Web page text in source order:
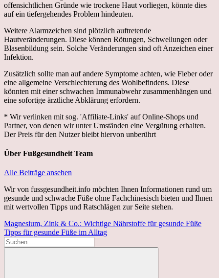
offensichtlichen Gründe wie trockene Haut vorliegen, könnte dies
auf ein tiefergehendes Problem hindeuten.
Weitere Alarmzeichen sind plötzlich auftretende
Hautveränderungen. Diese können Rötungen, Schwellungen oder
Blasenbildung sein. Solche Veränderungen sind oft Anzeichen einer
Infektion.
Zusätzlich sollte man auf andere Symptome achten, wie Fieber oder
eine allgemeine Verschlechterung des Wohlbefindens. Diese
könnten mit einer schwachen Immunabwehr zusammenhängen und
eine sofortige ärztliche Abklärung erfordern.
* Wir verlinken mit sog. 'Affiliate-Links' auf Online-Shops und
Partner, von denen wir unter Umständen eine Vergütung erhalten.
Der Preis für den Nutzer bleibt hiervon unberührt
Über Fußgesundheit Team
Alle Beiträge ansehen
Wir von fussgesundheit.info möchten Ihnen Informationen rund um
gesunde und schwache Füße ohne Fachchinesisch bieten und Ihnen
mit wertvollen Tipps und Ratschlägen zur Seite stehen.
Beitragsnavigation
Vorheriger
Beitrag:
Magnesium, Zink & Co.: Wichtige Nährstoffe für gesunde Füße
Nächster
Beitrag:
Tipps für gesunde Füße im Alltag
Suchen
nach: